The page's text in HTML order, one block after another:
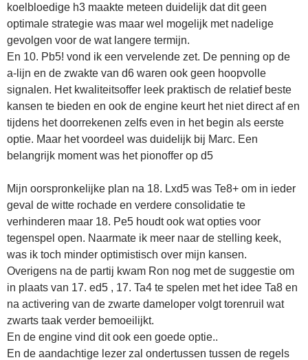
koelbloedige h3 maakte meteen duidelijk dat dit geen
optimale strategie was maar wel mogelijk met nadelige
gevolgen voor de wat langere termijn.
En 10. Pb5! vond ik een vervelende zet. De penning op de
a-lijn en de zwakte van d6 waren ook geen hoopvolle
signalen. Het kwaliteitsoffer leek praktisch de relatief beste
kansen te bieden en ook de engine keurt het niet direct af en
tijdens het doorrekenen zelfs even in het begin als eerste
optie. Maar het voordeel was duidelijk bij Marc. Een
belangrijk moment was het pionoffer op d5
Mijn oorspronkelijke plan na 18. Lxd5 was Te8+ om in ieder
geval de witte rochade en verdere consolidatie te
verhinderen maar 18. Pe5 houdt ook wat opties voor
tegenspel open. Naarmate ik meer naar de stelling keek,
was ik toch minder optimistisch over mijn kansen.
Overigens na de partij kwam Ron nog met de suggestie om
in plaats van 17. ed5 , 17. Ta4 te spelen met het idee Ta8 en
na activering van de zwarte dameloper volgt torenruil wat
zwarts taak verder bemoeilijkt.
En de engine vind dit ook een goede optie..
En de aandachtige lezer zal ondertussen tussen de regels